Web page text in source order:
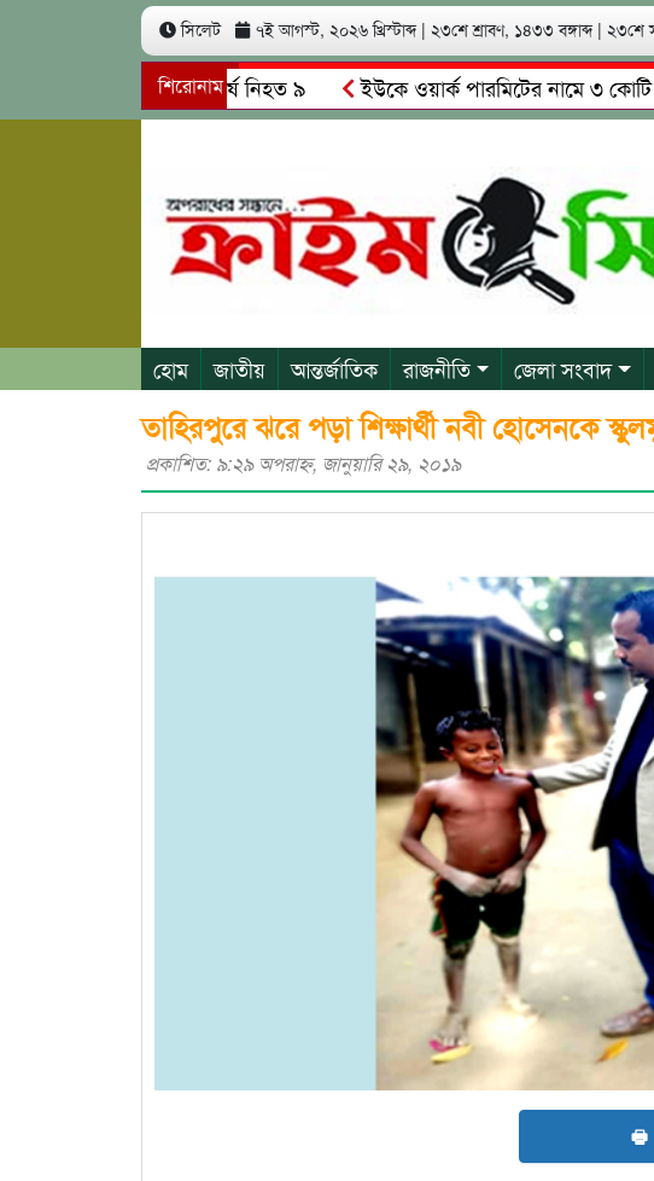
সিলেট ৭ই আগস্ট, ২০২৬ খ্রিস্টাব্দ | ২৩শে শ্রাবণ, ১৪৩৩ বঙ্গাব্দ | ২৩শে
শিরোনাম
মুখোমুখি সং’ঘ’র্ষে নিহত ৯ ইউকে ওয়ার্ক পারমিটের নামে ৩ কোটি ৬০
রিমালকে গ্রেপ্তারের দাবি স্থানীয়দের
গোয়াইনঘাটে আলিম উদ্দিনের
হোম জাতীয় আন্তর্জাতিক রাজনীতি জেলা সংবাদ
তাহিরপুরে ঝরে পড়া শিক্ষার্থী নবী হোসেনকে
প্রকাশিত: ৯:২৯ অপরাহ্ণ, জানুয়ারি ২৯, ২০১৯
🖶